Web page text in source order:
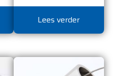
Lees verder